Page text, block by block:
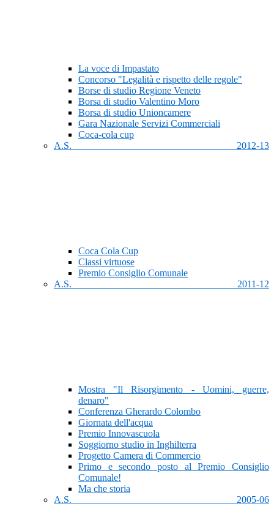
La voce di Impastato
Concorso "Legalità e rispetto delle regole"
Borse di studio Regione Veneto
Borsa di studio Valentino Moro
Borsa di studio Unioncamere
Gara Nazionale Servizi Commerciali
Coca-cola cup
A.S. 2012-13
Coca Cola Cup
Classi virtuose
Premio Consiglio Comunale
A.S. 2011-12
Mostra "Il Risorgimento - Uomini, guerre,
denaro"
Conferenza Gherardo Colombo
Giornata dell'acqua
Premio Innovascuola
Soggiorno studio in Inghilterra
Progetto Camera di Commercio
Primo e secondo posto al Premio Consiglio
Comunale!
Ma che storia
A.S. 2005-06